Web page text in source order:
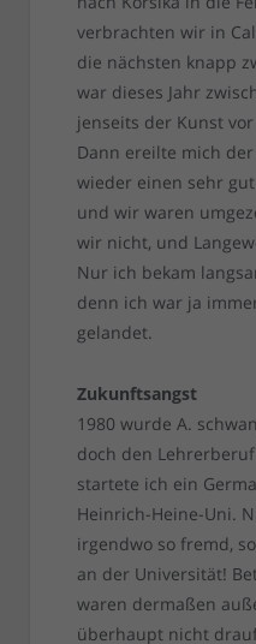
verbrachten wir in
die nächsten knapp
war dieses Jahr
jenseits der Kunst
Dann ereilte mich
wieder einen sehr
und wir waren
wir nicht, und
Nur ich bekam
denn ich war ja
gelandet.
Zukunftsangst
1980 wurde A.
doch den
startete ich ein
Heinrich-Heine-Uni.
irgendwo so fremd,
an der Universität!
waren dermaßen
überhaupt nicht